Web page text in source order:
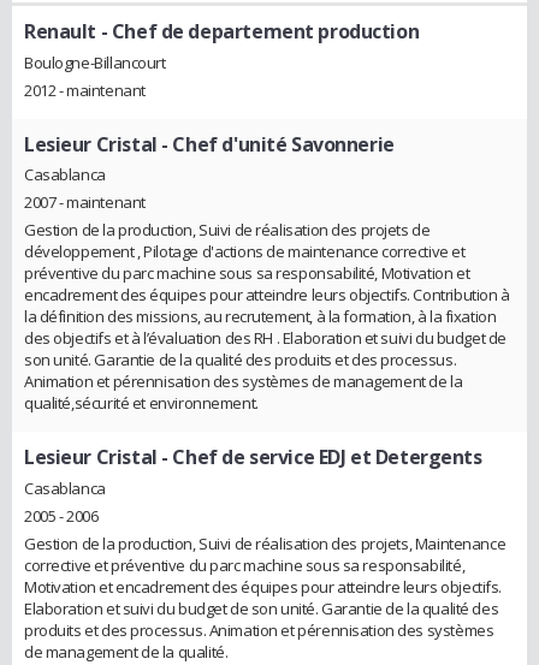
Renault - Chef de departement production
Boulogne-Billancourt
2012 - maintenant
Lesieur Cristal - Chef d'unité Savonnerie
Casablanca
2007 - maintenant
Gestion de la production, Suivi de réalisation des projets de
développement , Pilotage d'actions de maintenance corrective et
préventive du parc machine sous sa responsabilité, Motivation et
encadrement des équipes pour atteindre leurs objectifs. Contribution à
la définition des missions, au recrutement, à la formation, à la fixation
des objectifs et à l’évaluation des RH . Elaboration et suivi du budget de
son unité. Garantie de la qualité des produits et des processus.
Animation et pérennisation des systèmes de management de la
qualité,sécurité et environnement.
Lesieur Cristal - Chef de service EDJ et Detergents
Casablanca
2005 - 2006
Gestion de la production, Suivi de réalisation des projets, Maintenance
corrective et préventive du parc machine sous sa responsabilité,
Motivation et encadrement des équipes pour atteindre leurs objectifs.
Elaboration et suivi du budget de son unité. Garantie de la qualité des
produits et des processus. Animation et pérennisation des systèmes
de management de la qualité.